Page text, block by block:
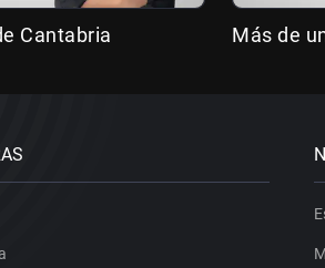
Cantabria Más de